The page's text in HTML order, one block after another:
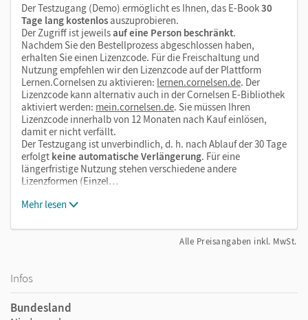
Der Testzugang (Demo) ermöglicht es Ihnen, das E-Book30
Tage lang kostenlosauszuprobieren.
Der Zugriff ist jeweilsauf eine Person beschränkt.
Nachdem Sie den Bestellprozess abgeschlossen haben,
erhalten Sie einen Lizenzcode. Für die Freischaltung und
Nutzung empfehlen wir den Lizenzcode auf der Plattform
Lernen.Cornelsen zu aktivieren: lernen.cornelsen.de. Der
Lizenzcode kann alternativ auch in der Cornelsen E-Bibliothek
aktiviert werden: mein.cornelsen.de. Sie müssen Ihren
Lizenzcode innerhalb von 12 Monaten nach Kauf einlösen,
damit er nicht verfällt.
Der Testzugang ist unverbindlich, d. h. nach Ablauf der 30 Tage
erfolgt keine automatische Verlängerung. Für eine
längerfristige Nutzung stehen verschiedene andere
Lizenzformen (Einzel…
Mehr lesen
Alle Preisangaben inkl. MwSt.
Infos
Bundesland